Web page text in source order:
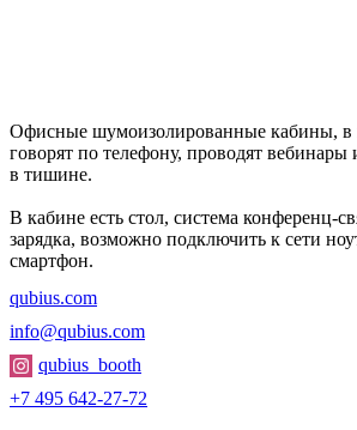
Офисные шумоизолированные кабины, в
говорят по телефону, проводят вебинары
в тишине.
В кабине есть стол, система конференц-
зарядка, возможно подключить к сети
смартфон.
qubius.com
info@qubius.com
qubius_booth
+7 495 642-27-72